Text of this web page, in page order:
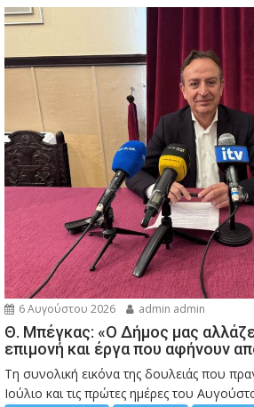
6 Αυγούστου 2026 admin admin
Θ. Μπέγκας: «Ο Δήμος μας
επιμονή και έργα που αφήνουν
Τη συνολική εικόνα της δουλειάς που
Ιούλιο και τις πρώτες ημέρες του